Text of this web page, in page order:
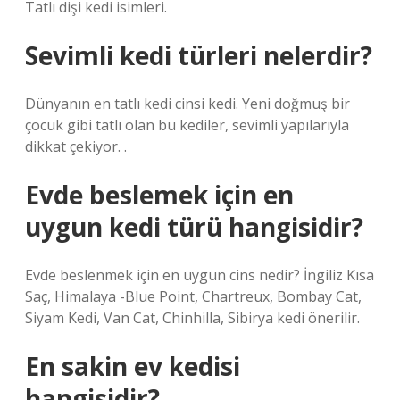
Tatlı dişi kedi isimleri.
Sevimli kedi türleri nelerdir?
Dünyanın en tatlı kedi cinsi kedi. Yeni doğmuş bir
çocuk gibi tatlı olan bu kediler, sevimli yapılarıyla
dikkat çekiyor. .
Evde beslemek için en
uygun kedi türü hangisidir?
Evde beslenmek için en uygun cins nedir? İngiliz Kısa
Saç, Himalaya -Blue Point, Chartreux, Bombay Cat,
Siyam Kedi, Van Cat, Chinhilla, Sibirya kedi önerilir.
En sakin ev kedisi